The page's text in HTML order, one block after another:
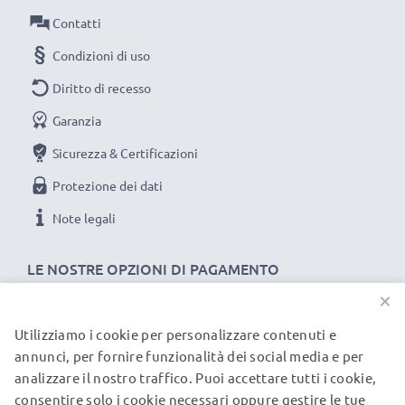
approfonditi delle componenti evitano un usura
★ ricarica conformemente alla tensione di esercizio
prevista, favorendo una lunga vita utile
★ cavo/filo resistente e flessibile, con una lunghezza
di
AFFIDABILITA E SIUREZZA DEL MARCHIO subtel
PER Simvalley Easy 5 / RX-180 Pico / RX-280 Pico /
RX-80 Pico / SX-325 / SX-330
surriscaldamento e sovratensione
★ filo a prova di stiramenti e piegamenti, materiale
resistente e piacevole al tatto
LE NOSTRE OPZIONI DI PAGAMENTO
Contatti
Condizioni di uso
Diritto di recesso
Garanzia
Sicurezza & Certificazioni
Protezione dei dati
Note legali
I NOSTRI PARTNER DI SPEDIZIONE
×
Utilizziamo i cookie per personalizzare contenuti e
annunci, per fornire funzionalità dei social media e per
analizzare il nostro traffico. Puoi accettare tutti i cookie,
consentire solo i cookie necessari oppure gestire le tue